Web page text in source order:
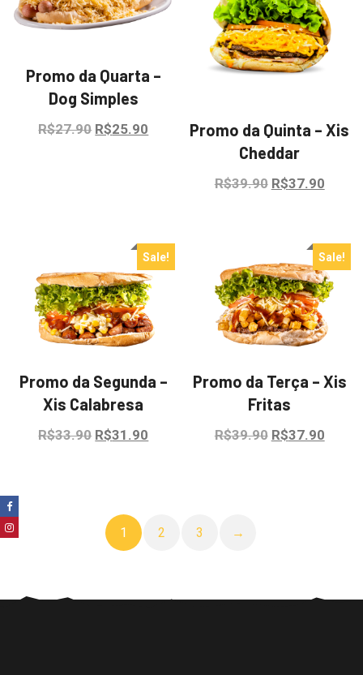
Promo da Quarta –
Dog Simples
R$27.90 Original
R$25.90 CurrentPromo da Quinta – Xis
Cheddar
R$39.90 Original
R$39.90.
R$37.90
Sale!
Promo da Segunda –
Xis Calabresa
R$33.90 Original
R$31.90
Sale!
Promo da Terça – Xis
Fritas
R$39.90 Original
R$37.90
1 2 3 →